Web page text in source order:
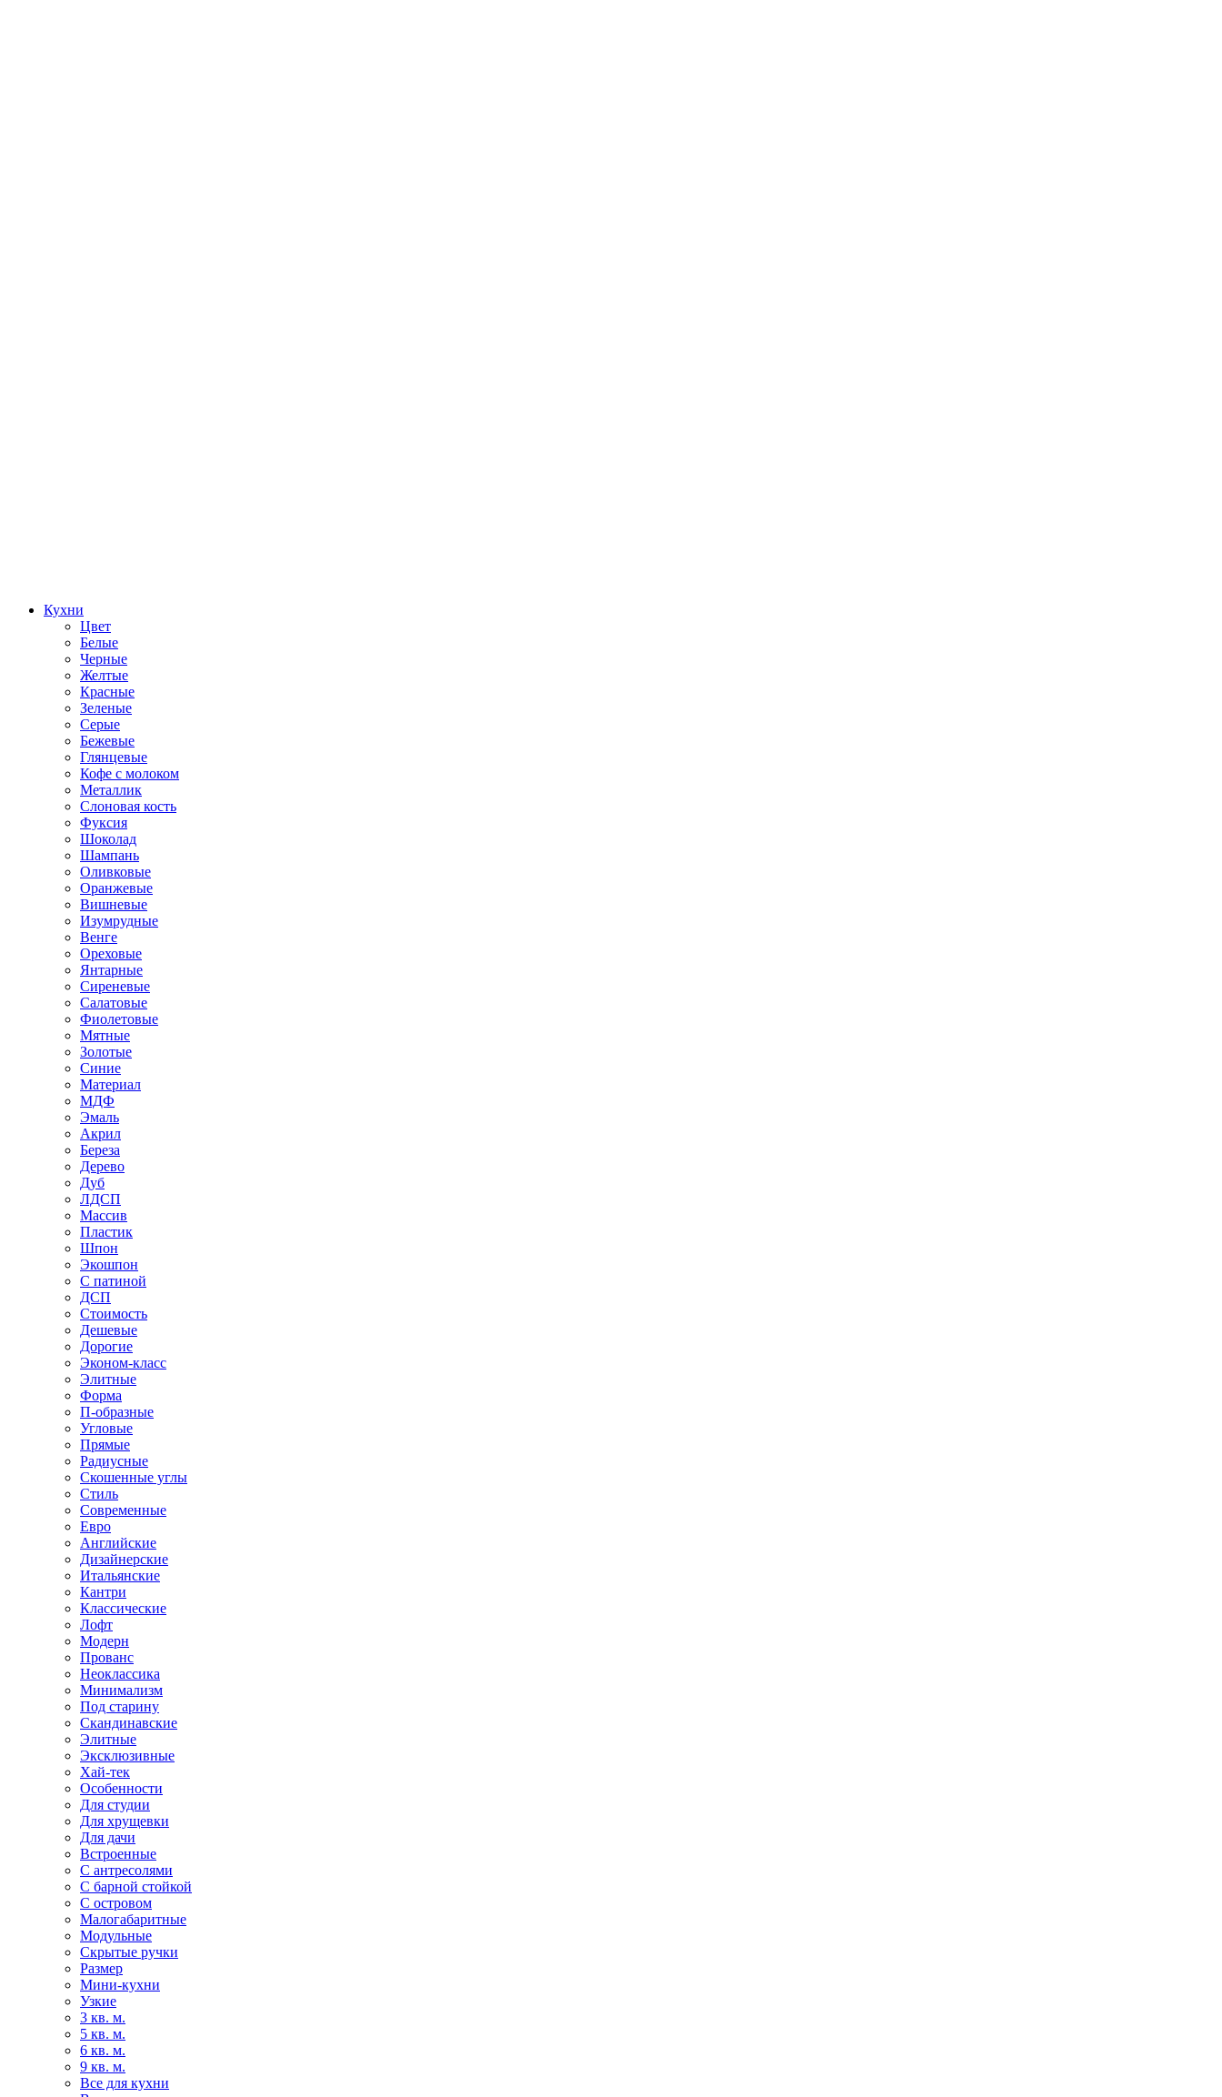
Кухни
Цвет
Белые
Черные
Желтые
Красные
Зеленые
Серые
Бежевые
Глянцевые
Кофе с молоком
Металлик
Слоновая кость
Фуксия
Шоколад
Шампань
Оливковые
Оранжевые
Вишневые
Изумрудные
Венге
Ореховые
Янтарные
Сиреневые
Салатовые
Фиолетовые
Мятные
Золотые
Синие
Материал
МДФ
Эмаль
Акрил
Береза
Дерево
Дуб
ЛДСП
Массив
Пластик
Шпон
Экошпон
С патиной
ДСП
Стоимость
Дешевые
Дорогие
Эконом-класс
Элитные
Форма
П-образные
Угловые
Прямые
Радиусные
Скошенные углы
Стиль
Современные
Евро
Английские
Дизайнерские
Итальянские
Кантри
Классические
Лофт
Модерн
Прованс
Неоклассика
Минимализм
Под старину
Скандинавские
Элитные
Эксклюзивные
Хай-тек
Особенности
Для студии
Для хрущевки
Для дачи
Встроенные
С антресолями
С барной стойкой
С островом
Малогабаритные
Модульные
Скрытые ручки
Размер
Мини-кухни
Узкие
3 кв. м.
5 кв. м.
6 кв. м.
9 кв. м.
Все для кухни